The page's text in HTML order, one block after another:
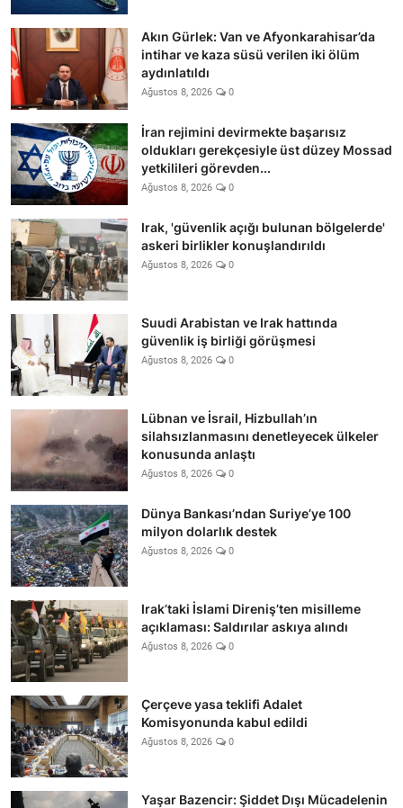
Akın Gürlek: Van ve Afyonkarahisar’da
intihar ve kaza süsü verilen iki ölüm
aydınlatıldı
Ağustos 8, 2026 0
İran rejimini devirmekte başarısız
oldukları gerekçesiyle üst düzey Mossad
yetkilileri görevden...
Ağustos 8, 2026 0
Irak, 'güvenlik açığı bulunan bölgelerde'
askeri birlikler konuşlandırıldı
Ağustos 8, 2026 0
Suudi Arabistan ve Irak hattında
güvenlik iş birliği görüşmesi
Ağustos 8, 2026 0
Lübnan ve İsrail, Hizbullah’ın
silahsızlanmasını denetleyecek ülkeler
konusunda anlaştı
Ağustos 8, 2026 0
Dünya Bankası’ndan Suriye’ye 100
milyon dolarlık destek
Ağustos 8, 2026 0
Irak’taki İslami Direniş’ten misilleme
açıklaması: Saldırılar askıya alındı
Ağustos 8, 2026 0
Çerçeve yasa teklifi Adalet
Komisyonunda kabul edildi
Ağustos 8, 2026 0
Yaşar Bazencir: Şiddet Dışı Mücadelenin